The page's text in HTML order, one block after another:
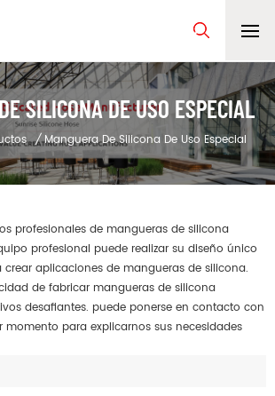
SILICONA DE USO ESPECIAL
/ Manguera De Silicona De Uso Especial
profesionales de mangueras de silicona
profesional puede realizar su diseño único
aplicaciones de mangueras de silicona.
de fabricar mangueras de silicona
desafiantes. puede ponerse en contacto con
momento para explicarnos sus necesidades